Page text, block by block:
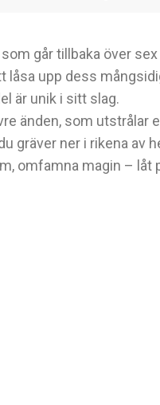
går tillbaka över
upp dess
är unik i sitt slag.
änden, som utstrålar
gräver ner i rikena av
omfamna magin – låt